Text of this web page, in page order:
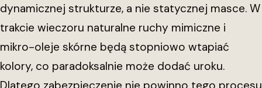
dynamicznej strukturze, a nie statycznej masce. W
trakcie wieczoru naturalne ruchy mimiczne i
mikro-oleje skórne będą stopniowo wtapiać
kolory, co paradoksalnie może dodać uroku.